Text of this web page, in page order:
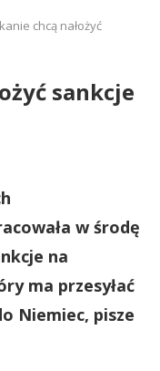
chcą nałożyć
sankcje
w środę
na
ma przesyłać
Niemiec, pisze